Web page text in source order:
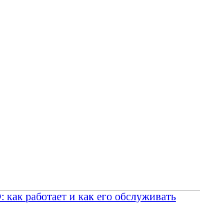
работает и как его обслуживать